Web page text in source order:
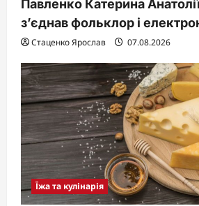
Павленко Катерина
з’єднав фольклор і
Стаценко Ярослав 07.08.2026
Їжа та кулінарія